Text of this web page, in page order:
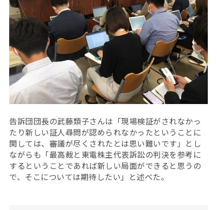
告訴団団長の武藤類子さんは「現場検証がされなかっ
たり新しい証人尋問が認められなかったということに
関しては、審議が尽くされたとは思い難いです」とし
ながらも「最高裁と東電株主代表訴訟の判決を参考に
するということであれば新しい局面ができると思うの
で、そこについては期待したい」と述べた。